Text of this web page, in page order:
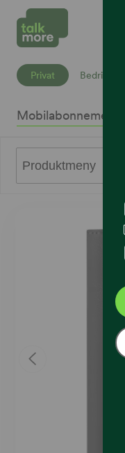
Privat Bedrift
Mobilabonnement
Produktmeny